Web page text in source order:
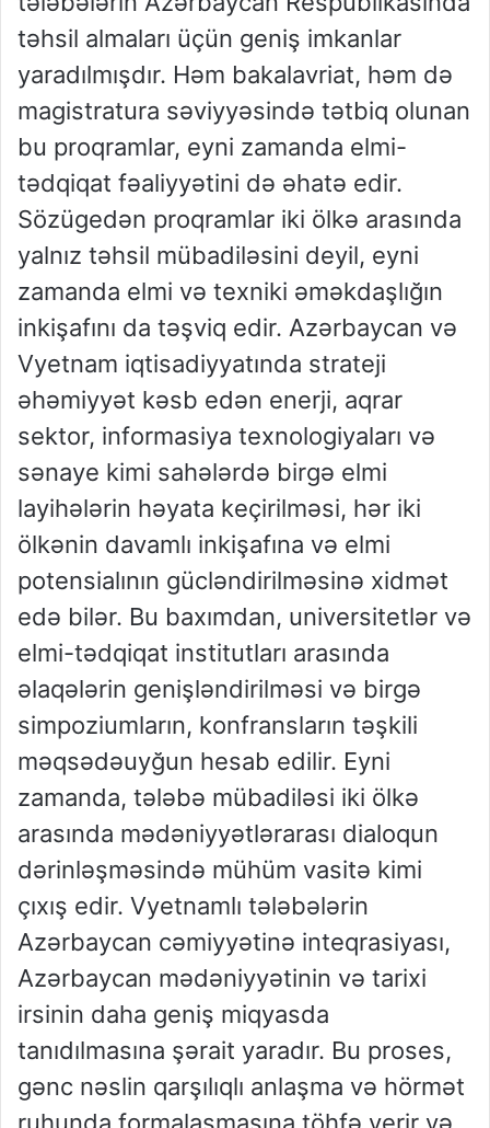
təhsil almaları üçün geniş imkanlar
yaradılmışdır. Həm bakalavriat, həm də
magistratura səviyyəsində tətbiq olunan
bu proqramlar, eyni zamanda elmi-
tədqiqat fəaliyyətini də əhatə edir.
Sözügedən proqramlar iki ölkə arasında
yalnız təhsil mübadiləsini deyil, eyni
zamanda elmi və texniki əməkdaşlığın
inkişafını da təşviq edir. Azərbaycan və
Vyetnam iqtisadiyyatında strateji
əhəmiyyət kəsb edən enerji, aqrar
sektor, informasiya texnologiyaları və
sənaye kimi sahələrdə birgə elmi
layihələrin həyata keçirilməsi, hər iki
ölkənin davamlı inkişafına və elmi
potensialının gücləndirilməsinə xidmət
edə bilər. Bu baxımdan, universitetlər və
elmi-tədqiqat institutları arasında
əlaqələrin genişləndirilməsi və birgə
simpoziumların, konfransların təşkili
məqsədəuyğun hesab edilir. Eyni
zamanda, tələbə mübadiləsi iki ölkə
arasında mədəniyyətlərarası dialoqun
dərinləşməsində mühüm vasitə kimi
çıxış edir. Vyetnamlı tələbələrin
Azərbaycan cəmiyyətinə inteqrasiyası,
Azərbaycan mədəniyyətinin və tarixi
irsinin daha geniş miqyasda
tanıdılmasına şərait yaradır. Bu proses,
gənc nəslin qarşılıqlı anlaşma və hörmət